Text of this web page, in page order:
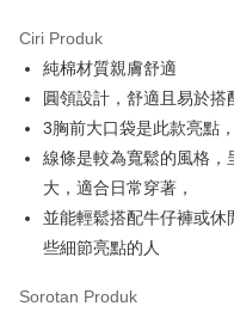
Taiwan Cooperative Bank
Hua Nan Commercial
Bank
The Shanghai
Commercial & Savings
Bank
Bank Cathay United
Taiwan Business Bank
HSBC Bank (Taiwan)
6 ansuran pada kadar
ansuran
Taiwan Cooperative Bank
Hua Nan Commercial Bank
The Shanghai Commercial &
Savings Bank
Bank Cathay United
Taiwan Business Bank
Apple Pay
JKOPAY
Pemindahan ATM
Pilihan Penghantaran
新竹物流宅配
Ciri Produk
純棉材質親膚舒適
圓領設計，舒適且易於搭
3胸前大口袋是此款亮點
線條是較為寬鬆的風格，
大，適合日常穿著，
並能輕鬆搭配牛仔褲或
些細節亮點的人
Sorotan Produk